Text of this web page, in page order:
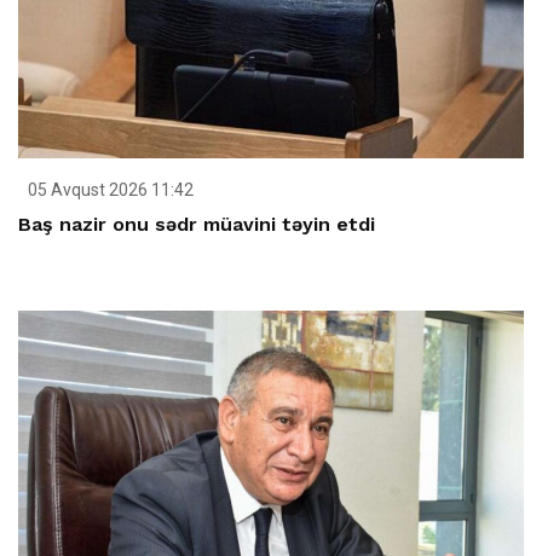
05 Avqust 2026 11:42
Baş nazir onu sədr müavini təyin etdi